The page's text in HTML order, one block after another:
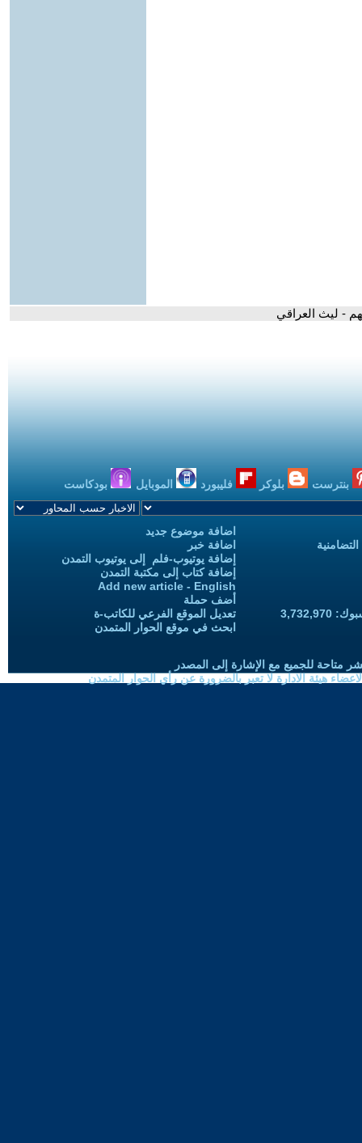
- ليث العراقي
بنترست بلوكر فليبورد الموبايل بودكاست
اضافة موضوع جديد
اضافة خبر
إضافة يوتيوب-فلم إلى يوتيوب التمدن
إضافة كتاب إلى مكتبة التمدن
Add new article - English
أضف حملة
تعديل الموقع الفرعي للكاتب-ة
ابحث في موقع الحوار المتمدن
متاحة للجميع مع الإشارة إلى المصدر
هيئة الادارة لا تعبر بالضرورة عن رأي الحوار المتمدن